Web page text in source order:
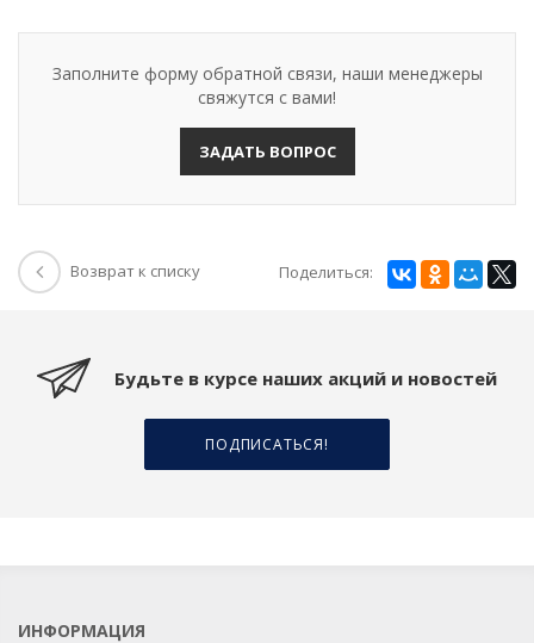
Заполните форму обратной связи, наши менеджеры
свяжутся с вами!
ЗАДАТЬ ВОПРОС
Возврат к списку Поделиться:
Будьте в курсе наших акций и новостей
ПОДПИСАТЬСЯ!
ИНФОРМАЦИЯ